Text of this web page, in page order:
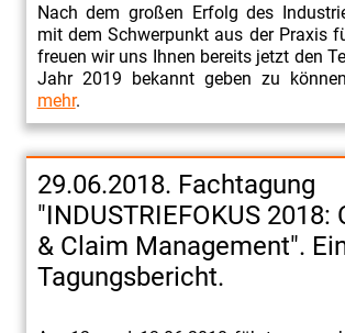
Nach dem großen Erfolg des
mit dem Schwerpunkt aus der Praxis
freuen wir uns Ihnen bereits jetzt den
Jahr 2019 bekannt geben zu
mehr.
29.06.2018. Fachtagung
"INDUSTRIEFOKUS 2018:
& Claim Management".
Tagungsbericht.